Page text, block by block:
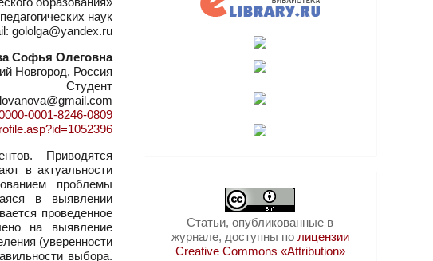
наук
gololga@yandex.ru
Софья Олеговна
Новгород, Россия
Студент
0001-8246-0809
Приводятся
в актуальности
проблемы
в выявлении
проведенное
на выявление
(уверенности
выбора.
Статьи, опубликованные в
журнале, доступны по лицензии
Creative Commons «Attribution»